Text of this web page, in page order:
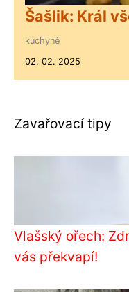
Šašlik: Král
kuchyně
02. 02. 2025
Zavařovací tipy
Vlašský ořech:
vás překvapí!